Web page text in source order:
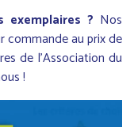
exemplaires ? Nos
commande au prix de
de l'Association du
!